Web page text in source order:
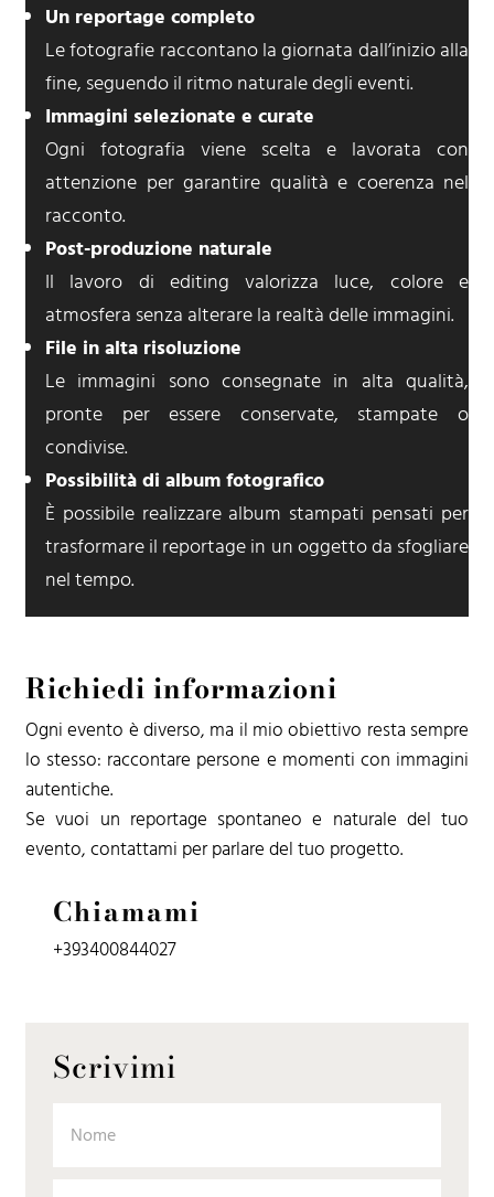
Un reportage completo
Le fotografie raccontano la giornata dall’inizio alla
fine, seguendo il ritmo naturale degli eventi.
Immagini selezionate e curate
Ogni fotografia viene scelta e lavorata con
attenzione per garantire qualità e coerenza nel
racconto.
Post-produzione naturale
Il lavoro di editing valorizza luce, colore e
atmosfera senza alterare la realtà delle immagini.
File in alta risoluzione
Le immagini sono consegnate in alta qualità,
pronte per essere conservate, stampate o
condivise.
Possibilità di album fotografico
È possibile realizzare album stampati pensati per
trasformare il reportage in un oggetto da sfogliare
nel tempo.
Richiedi informazioni
Ogni evento è diverso, ma il mio obiettivo resta sempre
lo stesso: raccontare persone e momenti con immagini
autentiche.
Se vuoi un reportage spontaneo e naturale del tuo
evento, contattami per parlare del tuo progetto.
Chiamami
+393400844027
Scrivimi